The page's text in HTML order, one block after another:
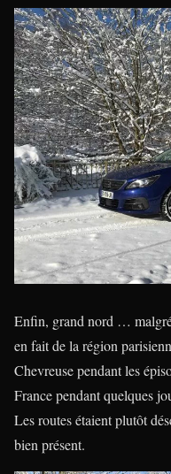
Enfin, grand nord … malgré
en fait de la région
Chevreuse pendant les
France pendant quelques
Les routes étaient plutôt
bien présent.